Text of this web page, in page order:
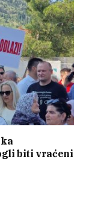
biti vraćeni